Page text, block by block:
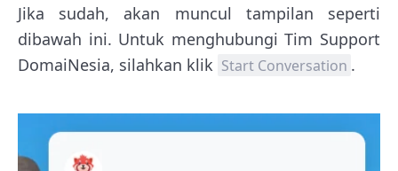
Jika sudah, akan muncul tampilan seperti
dibawah ini. Untuk menghubungi Tim Support
DomaiNesia, silahkan klik Start Conversation .